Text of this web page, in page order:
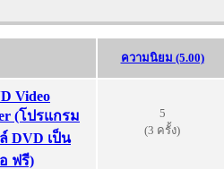
ความนิยม (5.00)
Video
(โปรแกรม
DVD เป็น
ฟรี)
5
(3 ครั้ง)